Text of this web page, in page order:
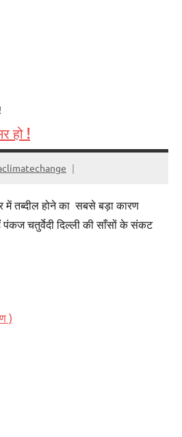
हो !
में तब्दील होने का सबसे बड़ा कारण
चतुर्वेदी दिल्ली की साँसों के संकट
)